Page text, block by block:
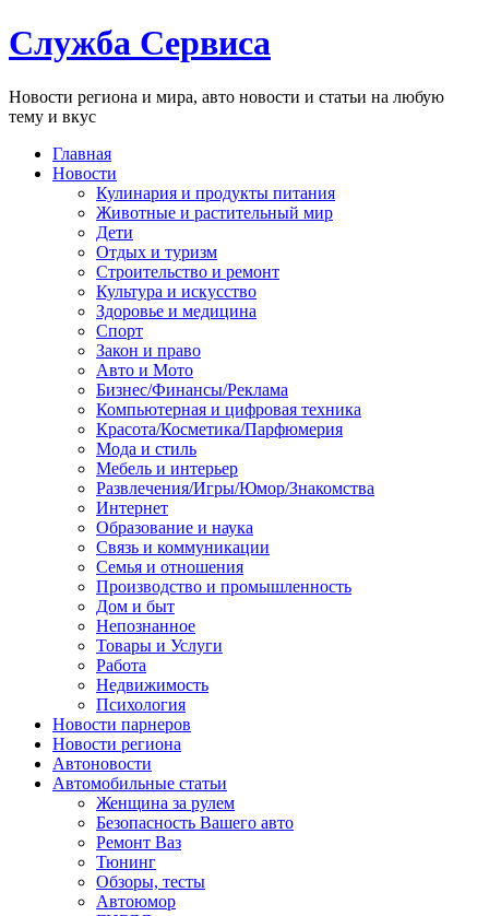
Служба Сервиса
Новости региона и мира, авто новости и статьи на любую
тему и вкус
Главная
Новости
Кулинария и продукты питания
Животные и растительный мир
Дети
Отдых и туризм
Строительство и ремонт
Культура и искусство
Здоровье и медицина
Спорт
Закон и право
Авто и Мото
Бизнес/Финансы/Реклама
Компьютерная и цифровая техника
Красота/Косметика/Парфюмерия
Мода и стиль
Мебель и интерьер
Развлечения/Игры/Юмор/Знакомства
Интернет
Образование и наука
Связь и коммуникации
Семья и отношения
Производство и промышленность
Дом и быт
Непознанное
Товары и Услуги
Работа
Недвижимость
Психология
Новости парнеров
Новости региона
Автоновости
Автомобильные статьи
Женщина за рулем
Безопасность Вашего авто
Ремонт Ваз
Тюнинг
Обзоры, тесты
Автоюмор